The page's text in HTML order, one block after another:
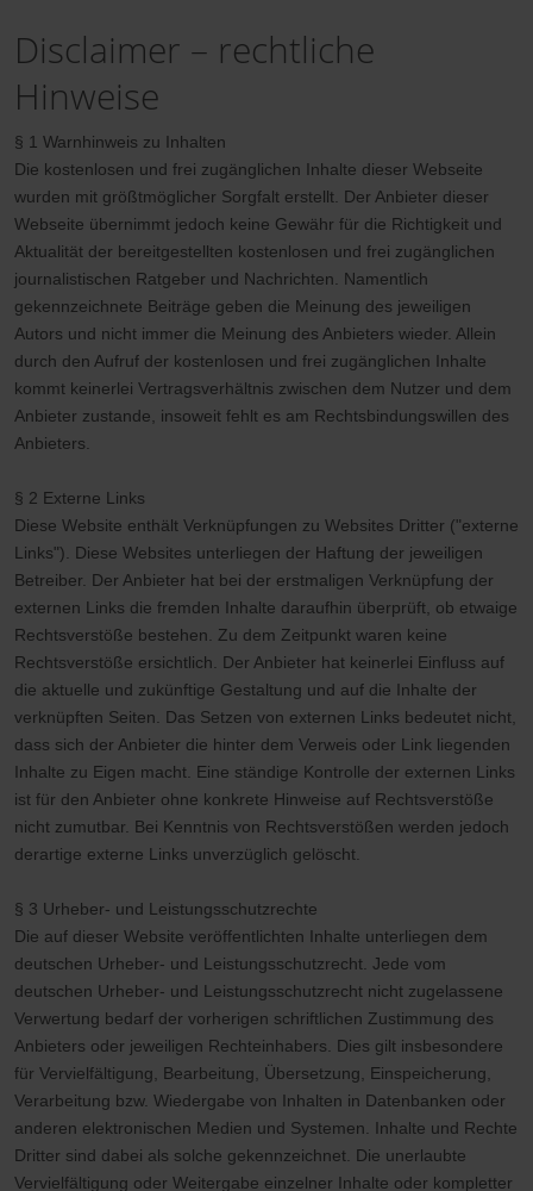
Disclaimer – rechtliche
Hinweise
§ 1 Warnhinweis zu Inhalten
Die kostenlosen und frei zugänglichen Inhalte dieser Webseite
wurden mit größtmöglicher Sorgfalt erstellt. Der Anbieter dieser
Webseite übernimmt jedoch keine Gewähr für die Richtigkeit und
Aktualität der bereitgestellten kostenlosen und frei zugänglichen
journalistischen Ratgeber und Nachrichten. Namentlich
gekennzeichnete Beiträge geben die Meinung des jeweiligen
Autors und nicht immer die Meinung des Anbieters wieder. Allein
durch den Aufruf der kostenlosen und frei zugänglichen Inhalte
kommt keinerlei Vertragsverhältnis zwischen dem Nutzer und dem
Anbieter zustande, insoweit fehlt es am Rechtsbindungswillen des
Anbieters.
§ 2 Externe Links
Diese Website enthält Verknüpfungen zu Websites Dritter ("externe
Links"). Diese Websites unterliegen der Haftung der jeweiligen
Betreiber. Der Anbieter hat bei der erstmaligen Verknüpfung der
externen Links die fremden Inhalte daraufhin überprüft, ob etwaige
Rechtsverstöße bestehen. Zu dem Zeitpunkt waren keine
Rechtsverstöße ersichtlich. Der Anbieter hat keinerlei Einfluss auf
die aktuelle und zukünftige Gestaltung und auf die Inhalte der
verknüpften Seiten. Das Setzen von externen Links bedeutet nicht,
dass sich der Anbieter die hinter dem Verweis oder Link liegenden
Inhalte zu Eigen macht. Eine ständige Kontrolle der externen Links
ist für den Anbieter ohne konkrete Hinweise auf Rechtsverstöße
nicht zumutbar. Bei Kenntnis von Rechtsverstößen werden jedoch
derartige externe Links unverzüglich gelöscht.
§ 3 Urheber- und Leistungsschutzrechte
Die auf dieser Website veröffentlichten Inhalte unterliegen dem
deutschen Urheber- und Leistungsschutzrecht. Jede vom
deutschen Urheber- und Leistungsschutzrecht nicht zugelassene
Verwertung bedarf der vorherigen schriftlichen Zustimmung des
Anbieters oder jeweiligen Rechteinhabers. Dies gilt insbesondere
für Vervielfältigung, Bearbeitung, Übersetzung, Einspeicherung,
Verarbeitung bzw. Wiedergabe von Inhalten in Datenbanken oder
anderen elektronischen Medien und Systemen. Inhalte und Rechte
Dritter sind dabei als solche gekennzeichnet. Die unerlaubte
Vervielfältigung oder Weitergabe einzelner Inhalte oder kompletter